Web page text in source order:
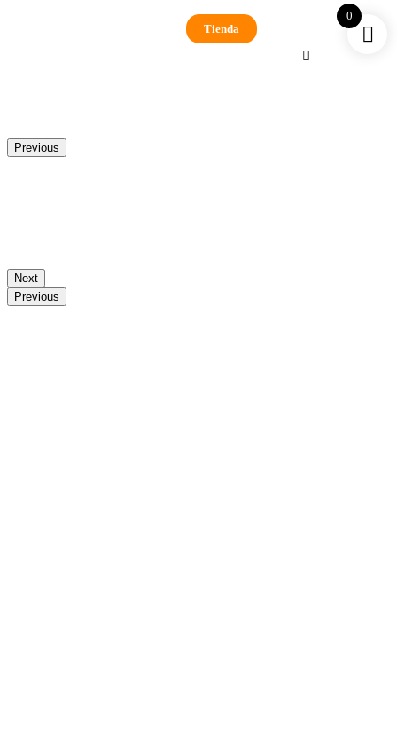
Tienda
Previous
Next
Previous
0